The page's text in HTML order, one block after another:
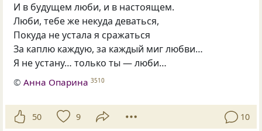
И в будущем люби, и в настоящем.
Люби, тебе же некуда деваться,
Покуда не устала я сражаться
За каплю каждую, за каждый миг любви…
Я не устану… только ты — люби…
©Анна Опарина 3510
50 9 10